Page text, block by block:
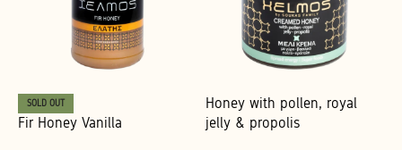
SOLD OUT
Fir Honey Vanilla
Honey with pollen, royal
jelly & propolis